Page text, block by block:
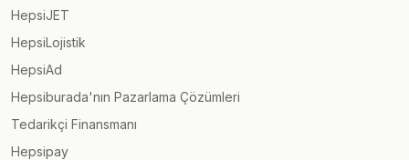
HepsiJET
HepsiLojistik
HepsiAd
Hepsiburada'nın Pazarlama Çözümleri
Tedarikçi Finansmanı
Hepsipay